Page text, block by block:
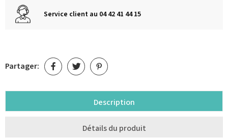
Service client au 04 42 41 44 15
Partager:
Description
Détails du produit